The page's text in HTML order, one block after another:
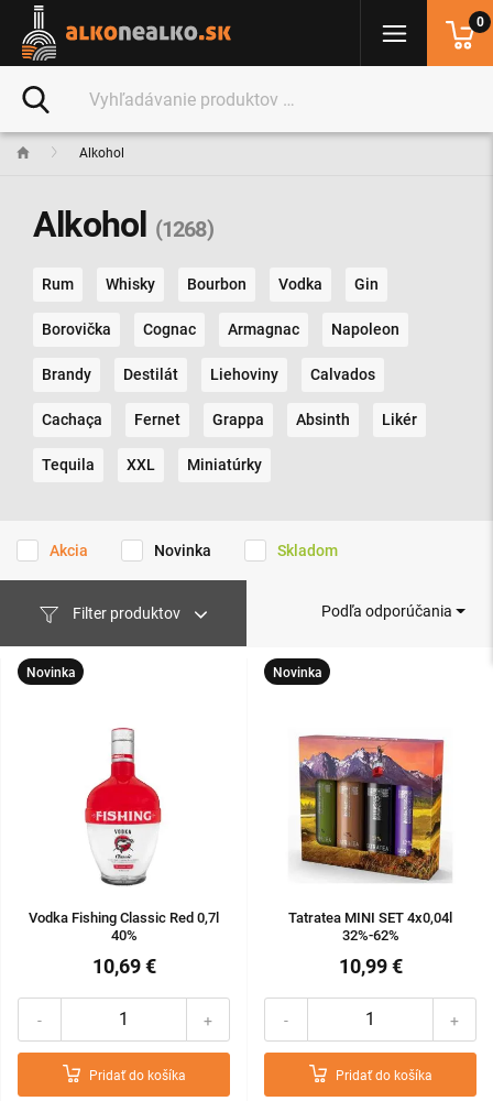
Alkohol
Alkohol (1268)
Rum Whisky Bourbon Vodka Gin
Borovička Cognac Armagnac Napoleon
Brandy Destilát Liehoviny Calvados
Cachaça Fernet Grappa Absinth Likér
Tequila XXL Miniatúrky
Akcia Novinka Skladom
Filter produktov Podľa odporúčania
Novinka
Vodka Fishing Classic Red 0,7l
40%
10,69 €
- +
Pridať do košíka
Novinka
Tatratea MINI SET 4x0,04l
32%-62%
10,99 €
- +
Pridať do košíka
0